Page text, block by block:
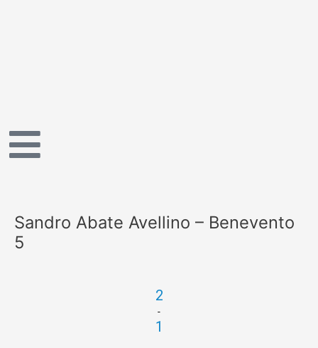
Sandro Abate Avellino – Benevento
5
2
-
1